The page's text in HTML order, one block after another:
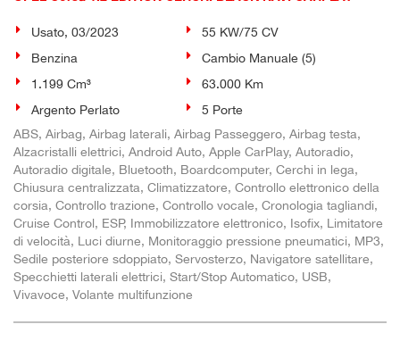
Usato, 03/2023
55 KW/75 CV
Benzina
Cambio Manuale (5)
1.199 Cm³
63.000 Km
Argento Perlato
5 Porte
ABS, Airbag, Airbag laterali, Airbag Passeggero, Airbag testa,
Alzacristalli elettrici, Android Auto, Apple CarPlay, Autoradio,
Autoradio digitale, Bluetooth, Boardcomputer, Cerchi in lega,
Chiusura centralizzata, Climatizzatore, Controllo elettronico della
corsia, Controllo trazione, Controllo vocale, Cronologia tagliandi,
Cruise Control, ESP, Immobilizzatore elettronico, Isofix, Limitatore
di velocità, Luci diurne, Monitoraggio pressione pneumatici, MP3,
Sedile posteriore sdoppiato, Servosterzo, Navigatore satellitare,
Specchietti laterali elettrici, Start/Stop Automatico, USB,
Vivavoce, Volante multifunzione